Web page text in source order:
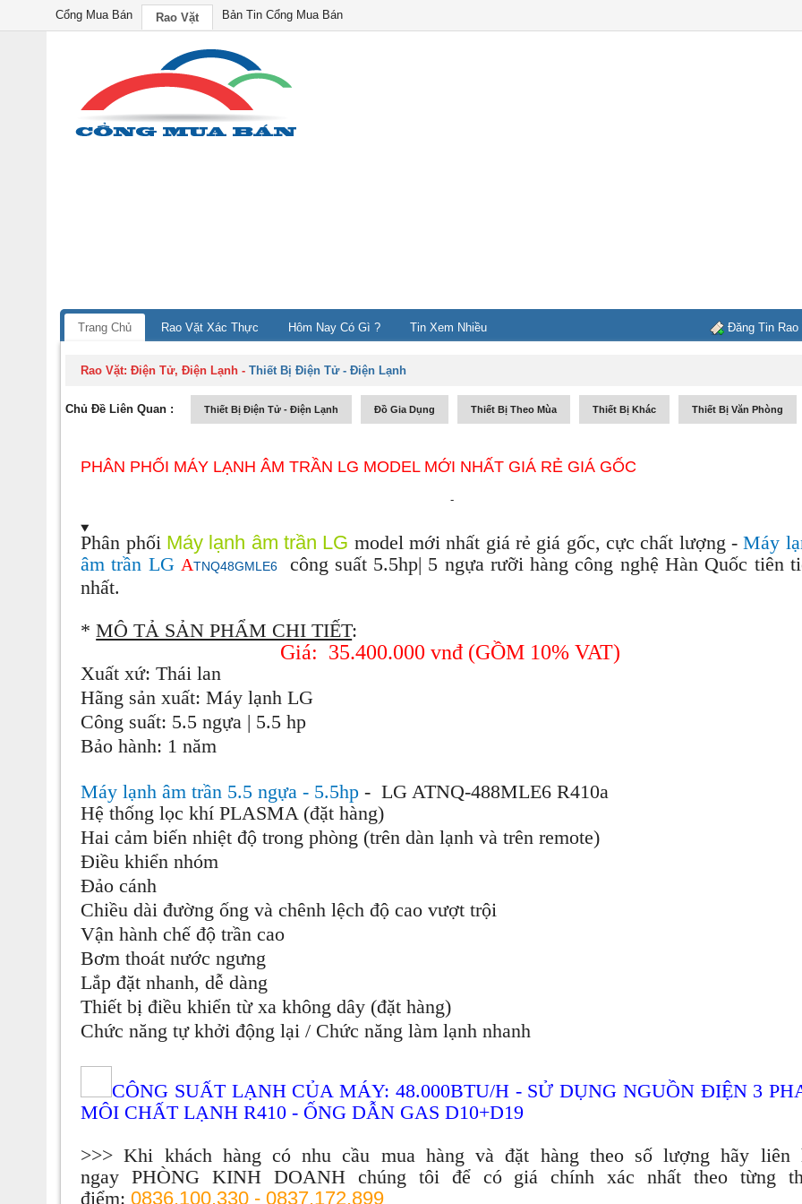
Cổng Mua Bán Rao Vặt Bản Tin Cổng Mua Bán
Trang Chủ Rao Vặt Xác Thực Hôm Nay Có Gì ? Tin Xem Nhiều Đăng Tin Rao
Rao Vặt:Điện Tử, Điện Lạnh -Thiết Bị Điện Tử - Điện Lạnh
Chủ Đề Liên Quan : Thiết Bị Điện Tử - Điện Lạnh Đồ Gia Dụng Thiết Bị Theo Mùa Thiết Bị Khác Thiết Bị Văn Phòng
PHÂN PHỐI MÁY LẠNH ÂM TRẦN LG MODEL MỚI NHẤT GIÁ RẺ GIÁ GỐC
-
Phân phối Máy lạnh âm trần LG model mới nhất giá rẻ giá gốc, cực chất lượng - Máy
âm trần LG ATNQ48GMLE6
công suất 5.5hp| 5 ngựa rưỡi hàng công nghệ Hàn Quốc tiên
nhất.
*MÔ TẢ SẢN PHẨM CHI TIẾT:
Giá: 35.400.000 vnđ (GỒM 10% VAT)
Xuất xứ: Thái lan
Hãng sản xuất: Máy lạnh LG
Công suất: 5.5 ngựa | 5.5 hp
Bảo hành: 1 năm
Máy lạnh âm trần 5.5 ngựa - 5.5hp - LG ATNQ-488MLE6 R410a
Hệ thống lọc khí PLASMA (đặt hàng)
Hai cảm biến nhiệt độ trong phòng (trên dàn lạnh và trên remote)
Điều khiển nhóm
Đảo cánh
Chiều dài đường ống và chênh lệch độ cao vượt trội
Vận hành chế độ trần cao
Bơm thoát nước ngưng
Lắp đặt nhanh, dễ dàng
Thiết bị điều khiển từ xa không dây (đặt hàng)
Chức năng tự khởi động lại / Chức năng làm lạnh nhanh
CÔNG SUẤT LẠNH CỦA MÁY: 48.000BTU/H - SỬ DỤNG NGUỒN ĐIỆN 3
MÔI CHẤT LẠNH R410 - ỐNG DẪN GAS D10+D19
>>> Khi khách hàng có nhu cầu mua hàng và đặt hàng theo số lượng hãy liên
ngayPHÒNG KINH DOANHchúng tôi để có giá chính xác nhất theo từng
điểm:0836.100.330 - 0837.172.899